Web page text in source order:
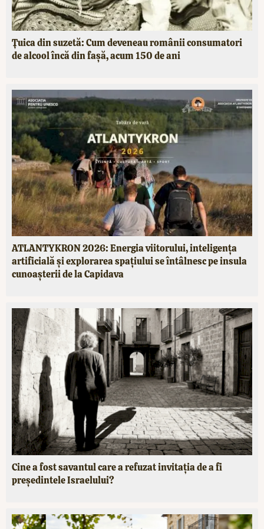
Țuica din suzetă: Cum deveneau românii consumatori
de alcool încă din fașă, acum 150 de ani
ATLANTYKRON 2026: Energia viitorului, inteligența
artificială și explorarea spațiului se întâlnesc pe insula
cunoașterii de la Capidava
Cine a fost savantul care a refuzat invitația de a fi
președintele Israelului?